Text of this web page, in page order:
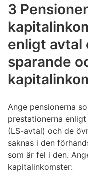
3
enligt avtal
sparande
Ange pensionerna
prestationerna
(LS-avtal) och de
saknas i den
som är fel i den.
kapitalinkomster: